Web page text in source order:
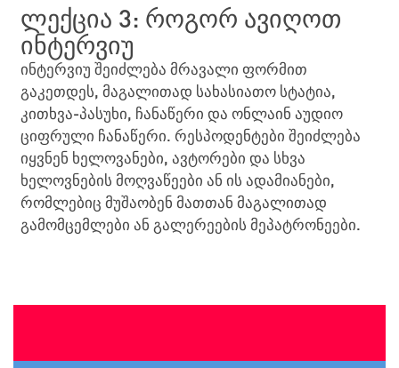
ლექცია 3: როგორ ავიღოთ
ინტერვიუ
ინტერვიუ შეიძლება მრავალი ფორმით
გაკეთდეს, მაგალითად სახასიათო სტატია,
კითხვა-პასუხი, ჩანაწერი და ონლაინ აუდიო
ციფრული ჩანაწერი. რესპოდენტები შეიძლება
იყვნენ ხელოვანები, ავტორები და სხვა
ხელოვნების მოღვაწეები ან ის ადამიანები,
რომლებიც მუშაობენ მათთან მაგალითად
გამომცემლები ან გალერეების მეპატრონეები.